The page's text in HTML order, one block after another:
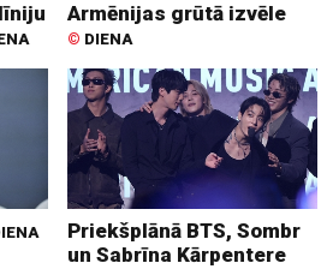
Armēnijas grūtā izvēle
© DIENA
Priekšplānā BTS, Sombr
un Sabrīna Kārpentere